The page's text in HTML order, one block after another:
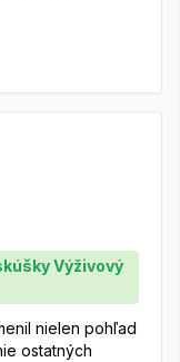
Výživový
nielen pohľad
ostatných